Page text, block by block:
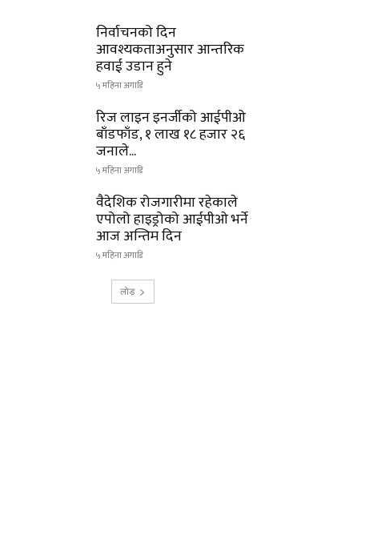
निर्वाचनको दिन
आवश्यकताअनुसार आन्तरिक
हवाई उडान हुने
५ महिना अगाडि
रिज लाइन इनर्जीको आईपीओ
बाँडफाँड, १ लाख १८ हजार २६
जनाले...
५ महिना अगाडि
वैदेशिक रोजगारीमा रहेकाले
एपोलो हाइड्रोको आईपीओ भर्ने
आज अन्तिम दिन
५ महिना अगाडि
लोड